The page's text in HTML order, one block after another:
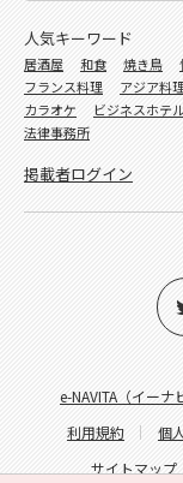
e-NAVITA（イーナ
利用規約
個
サイトマップ
人気キーワード
居酒屋 和食 焼き鳥
フランス料理
アジア料
カラオケ
ビジネスホテ
法律事務所
掲載者ログイン